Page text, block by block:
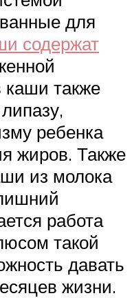
для
содержат
каши также
ребенка
жиров. Также
из молока
работа
такой
давать
жизни.